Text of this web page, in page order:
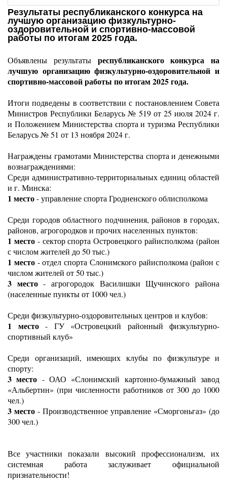
Результаты республиканского конкурса на
лучшую организацию физкультурно-
оздоровительной и спортивно-массовой
работы по итогам 2025 года.
Объявлены результаты республиканского конкурса на
лучшую организацию физкультурно-оздоровительной и
спортивно-массовой работы по итогам 2025 года.
Итоги подведены в соответствии с постановлением Совета
Министров Республики Беларусь № 519 от 25 июля 2024 г.
и Положением Министерства спорта и туризма Республики
Беларусь № 51 от 13 ноября 2024 г.
Награждены грамотами Министерства спорта и денежными
вознаграждениями:
Среди административно-территориальных единиц областей
и г. Минска:
1 место - управление спорта Гродненского облисполкома
Среди городов областного подчинения, районов в городах,
районов, агрогородков и прочих населенных пунктов:
1 место - сектор спорта Островецкого райисполкома (район
с числом жителей до 50 тыс.)
1 место - отдел спорта Слонимского райисполкома (район с
числом жителей от 50 тыс.)
3 место - агрогородок Василишки Щучинского района
(населенные пункты от 1000 чел.)
Среди физкультурно-оздоровительных центров и клубов:
1 место - ГУ «Островецкий районный физкультурно-
спортивный клуб»
Среди организаций, имеющих клубы по физкультуре и
спорту:
3 место - ОАО «Слонимский картонно-бумажный завод
«Альбертин» (при численности работников от 300 до 1000
чел.)
3 место - Производственное управление «Сморгоньгаз» (до
300 чел.)
Все участники показали высокий профессионализм, их
системная работа заслуживает официальной
признательности!